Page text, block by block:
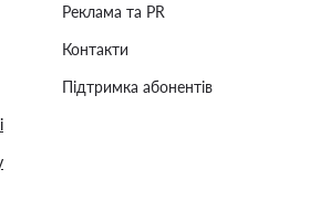
Реклама та PR
Контакти
Підтримка абонентів